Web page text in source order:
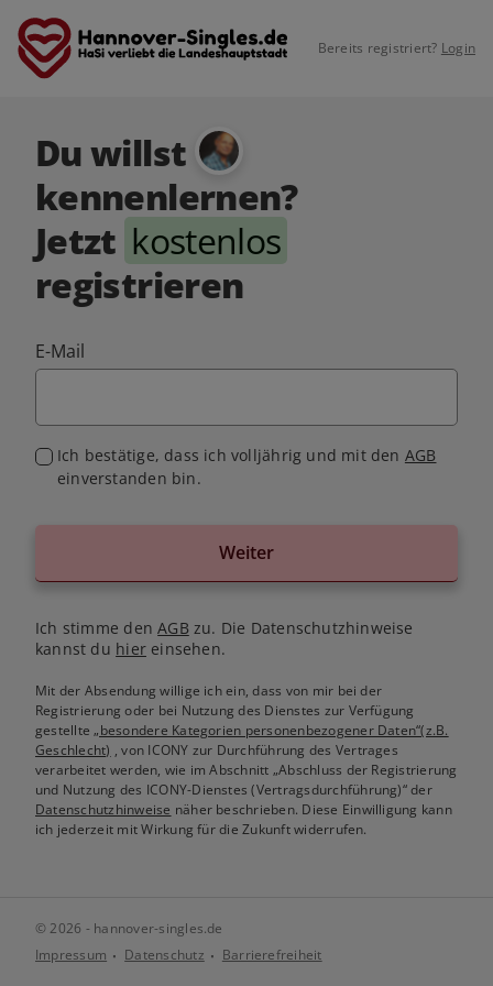
Bereits registriert? Login
Du willst
kennenlernen?
Jetzt kostenlos
registrieren
E-Mail
Ich bestätige, dass ich volljährig und mit den AGB
einverstanden bin.
Weiter
Ich stimme denAGB zu. Die Datenschutzhinweise
kannst du hiereinsehen.
Mit der Absendung willige ich ein, dass von mir bei der
Registrierung oder bei Nutzung des Dienstes zur Verfügung
gestellte„besondere Kategorien personenbezogener Daten“(z.B.
Geschlecht) , von ICONY zur Durchführung des Vertrages
verarbeitet werden, wie im Abschnitt „Abschluss der Registrierung
und Nutzung des ICONY-Dienstes (Vertragsdurchführung)“ der
Datenschutzhinweise näher beschrieben. Diese Einwilligung kann
ich jederzeit mit Wirkung für die Zukunft widerrufen.
© 2026 - hannover-singles.de
Impressum
Datenschutz Barrierefreiheit